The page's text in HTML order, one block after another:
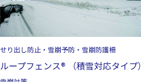
せり出し防止・雪崩予防・雪崩防護柵
ループフェンス® （積雪対応タイプ）